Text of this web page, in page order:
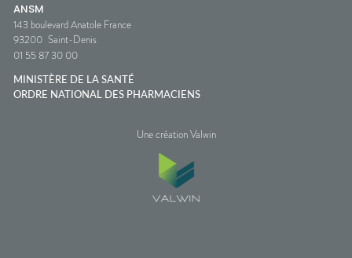
ANSM
143 boulevard Anatole France
93200 Saint-Denis
01 55 87 30 00
MINISTÈRE DE LA SANTÉ
ORDRE NATIONAL DES PHARMACIENS
Une création Valwin